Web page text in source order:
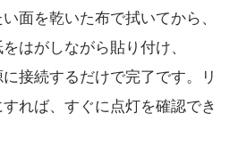
面を乾いた布で拭いてから、
はがしながら貼り付け、
接続するだけで完了です。リ
れば、すぐに点灯を確認でき